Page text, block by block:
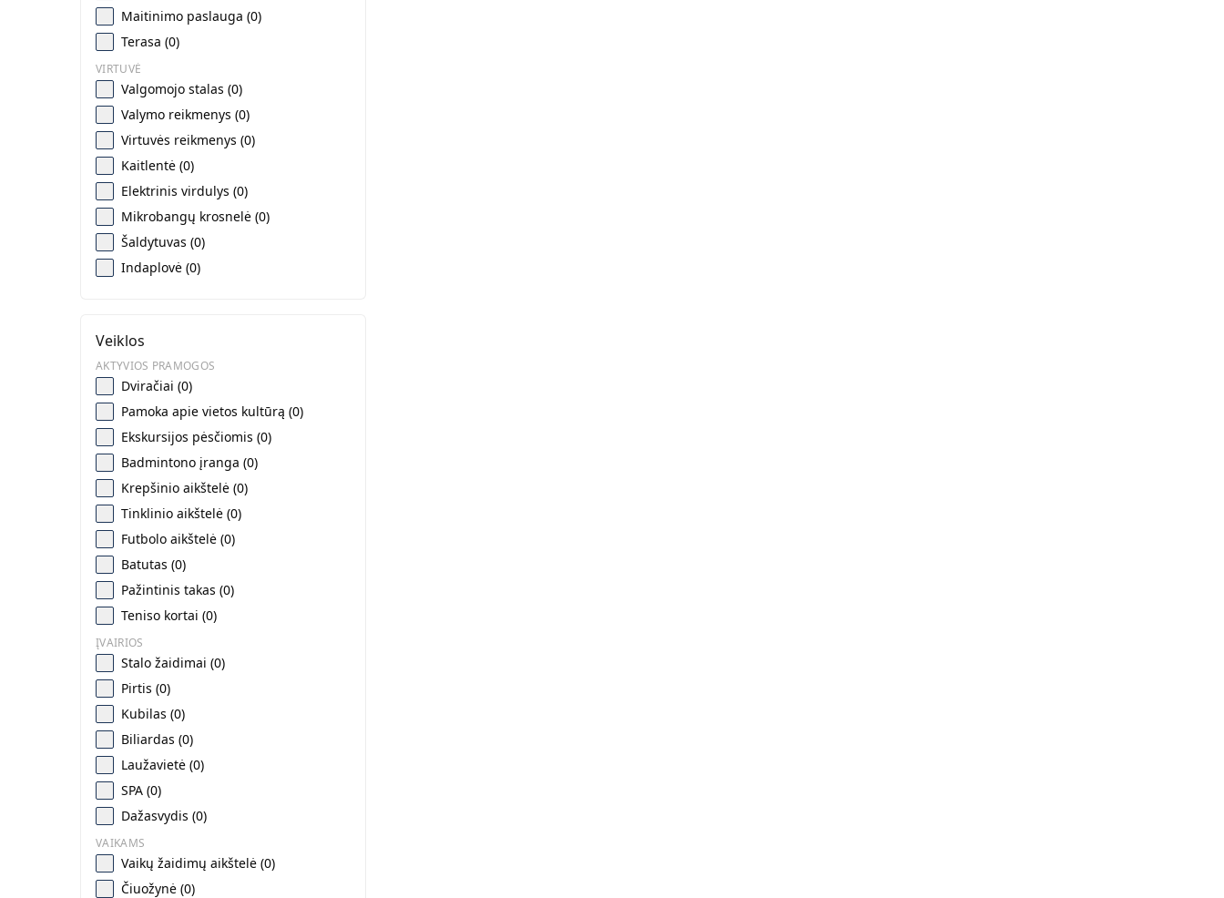
Maitinimo paslauga (0)
Terasa (0)
VIRTUVĖ
Valgomojo stalas (0)
Valymo reikmenys (0)
Virtuvės reikmenys (0)
Kaitlentė (0)
Elektrinis virdulys (0)
Mikrobangų krosnelė (0)
Šaldytuvas (0)
Indaplovė (0)
Veiklos
AKTYVIOS PRAMOGOS
Dviračiai (0)
Pamoka apie vietos kultūrą (0)
Ekskursijos pėsčiomis (0)
Badmintono įranga (0)
Krepšinio aikštelė (0)
Tinklinio aikštelė (0)
Futbolo aikštelė (0)
Batutas (0)
Pažintinis takas (0)
Teniso kortai (0)
ĮVAIRIOS
Stalo žaidimai (0)
Pirtis (0)
Kubilas (0)
Biliardas (0)
Laužavietė (0)
SPA (0)
Dažasvydis (0)
VAIKAMS
Vaikų žaidimų aikštelė (0)
Čiuožynė (0)